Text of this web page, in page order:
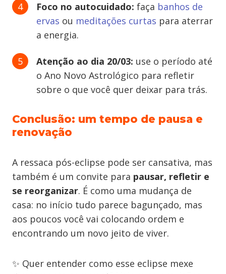
Foco no autocuidado: faça banhos de
ervas ou meditações curtas para aterrar
a energia.
Atenção ao dia 20/03: use o período até
o Ano Novo Astrológico para refletir
sobre o que você quer deixar para trás.
Conclusão: um tempo de pausa e
renovação
A ressaca pós-eclipse pode ser cansativa, mas
também é um convite para pausar, refletir e
se reorganizar. É como uma mudança de
casa: no início tudo parece bagunçado, mas
aos poucos você vai colocando ordem e
encontrando um novo jeito de viver.
✨ Quer entender como esse eclipse mexe